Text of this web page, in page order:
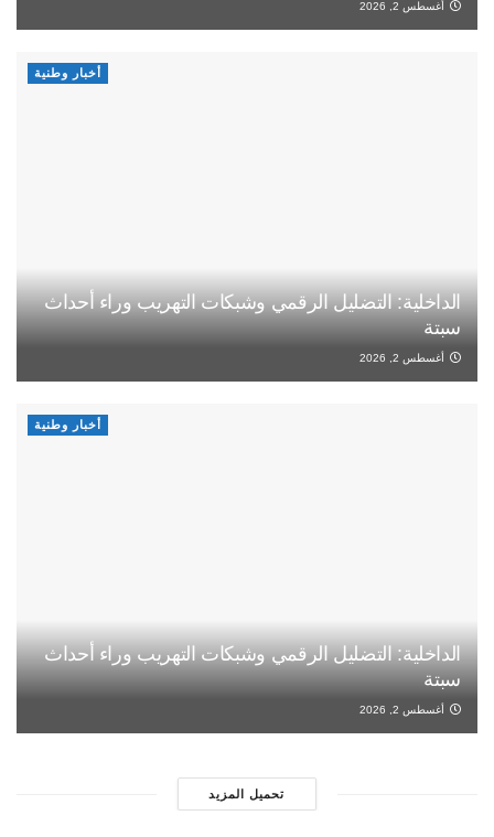
أغسطس 2, 2026
أخبار وطنية
الداخلية: التضليل الرقمي وشبكات التهريب وراء أحداث
سبتة
أغسطس 2, 2026
أخبار وطنية
الداخلية: التضليل الرقمي وشبكات التهريب وراء أحداث
سبتة
أغسطس 2, 2026
تحميل المزيد